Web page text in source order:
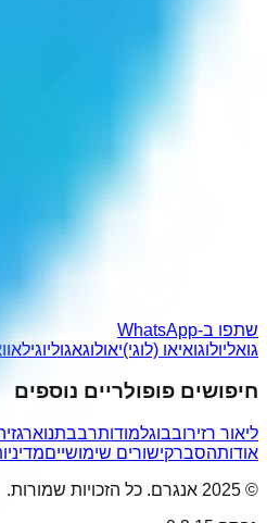
שתפו ב-WhatsApp
גואליולוגואיאו (לוגי)יאולוגאגוליוגילאוו
חיפושים פופולריים נוספים
ליאור רזירובבוגלמודותרבבתנו
אודותהסברקישורים שימושיים
© 2025 אנגרם. כל הזכויות שמורות.